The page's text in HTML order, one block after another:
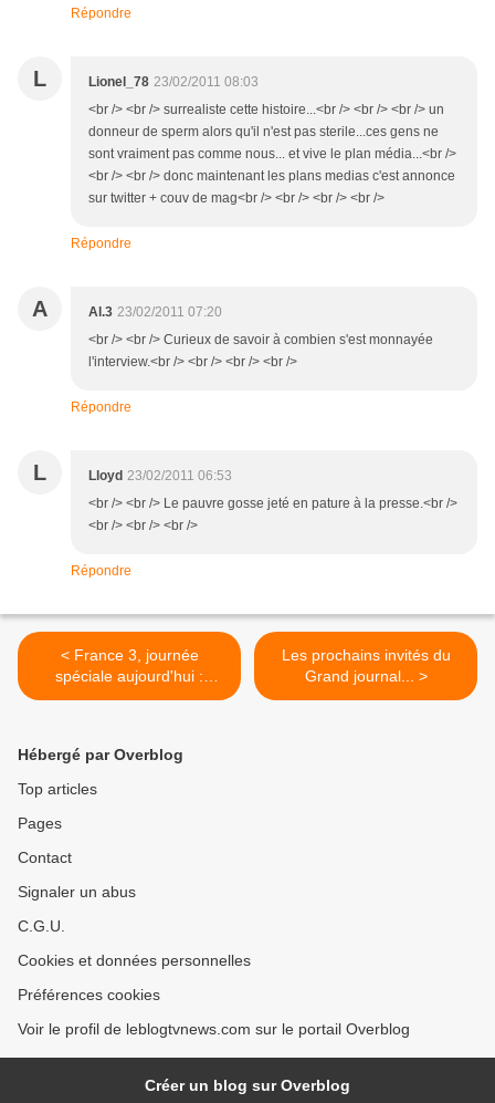
Répondre
L Lionel_78 23/02/2011 08:03
<br /> <br /> surrealiste cette histoire...<br /> <br /> <br /> un
donneur de sperm alors qu'il n'est pas sterile...ces gens ne
sont vraiment pas comme nous... et vive le plan média...<br />
<br /> <br /> donc maintenant les plans medias c'est annonce
sur twitter + couv de mag<br /> <br /> <br /> <br />
Répondre
A Al.3 23/02/2011 07:20
<br /> <br /> Curieux de savoir à combien s'est monnayée
l'interview.<br /> <br /> <br /> <br />
Répondre
L Lloyd 23/02/2011 06:53
<br /> <br /> Le pauvre gosse jeté en pature à la presse.<br />
<br /> <br /> <br />
Répondre
< France 3, journée
spéciale aujourd'hui :
Xynthia, un an après.
Les prochains invités du
Grand journal... >
Hébergé par Overblog
Top articles
Pages
Contact
Signaler un abus
C.G.U.
Cookies et données personnelles
Préférences cookies
Voir le profil de leblogtvnews.com sur le portail Overblog
Créer un blog sur Overblog